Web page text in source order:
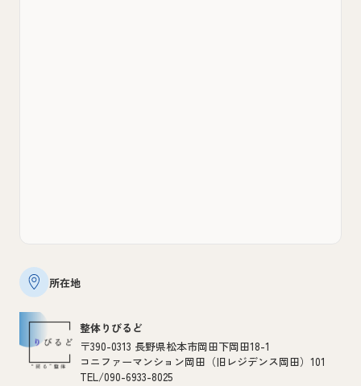
所在地
整体りびるど
〒390-0313 長野県松本市岡田下岡田18-1
コニファーマンション岡田（旧レジデンス岡田）101
TEL/090-6933-8025